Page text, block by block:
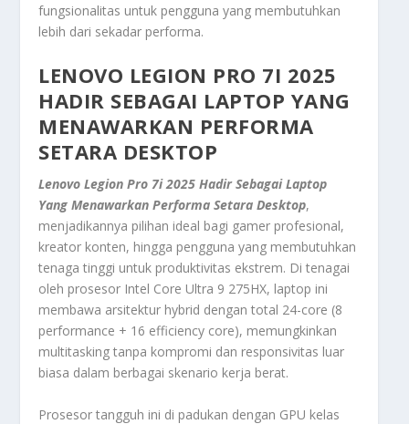
fungsionalitas untuk pengguna yang membutuhkan
lebih dari sekadar performa.
LENOVO LEGION PRO 7I 2025
HADIR SEBAGAI LAPTOP YANG
MENAWARKAN PERFORMA
SETARA DESKTOP
Lenovo Legion Pro 7i 2025 Hadir Sebagai Laptop
Yang Menawarkan Performa Setara Desktop,
menjadikannya pilihan ideal bagi gamer profesional,
kreator konten, hingga pengguna yang membutuhkan
tenaga tinggi untuk produktivitas ekstrem. Di tenagai
oleh prosesor Intel Core Ultra 9 275HX, laptop ini
membawa arsitektur hybrid dengan total 24-core (8
performance + 16 efficiency core), memungkinkan
multitasking tanpa kompromi dan responsivitas luar
biasa dalam berbagai skenario kerja berat.
Prosesor tangguh ini di padukan dengan GPU kelas